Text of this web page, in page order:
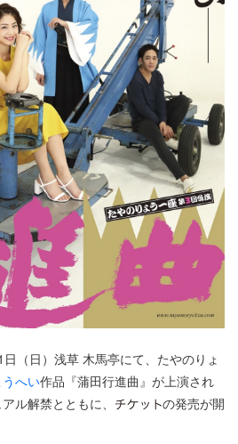
（日）浅草 木馬亭にて、たやのりょ
へい作品『蒲田行進曲』が上演され
ル解禁とともに、
の発売が開